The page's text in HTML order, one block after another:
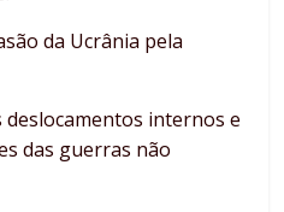
da Ucrânia pela
deslocamentos internos e
das guerras não